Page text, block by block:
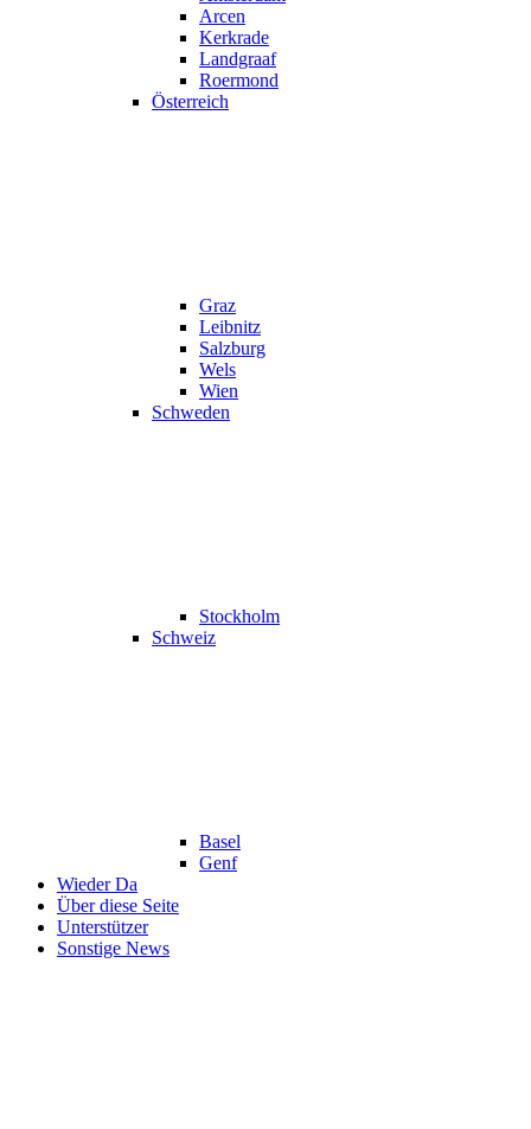
Arcen
Kerkrade
Landgraaf
Roermond
Österreich
Graz
Leibnitz
Salzburg
Wels
Wien
Schweden
Stockholm
Schweiz
Basel
Genf
Wieder Da
Über diese Seite
Unterstützer
Sonstige News